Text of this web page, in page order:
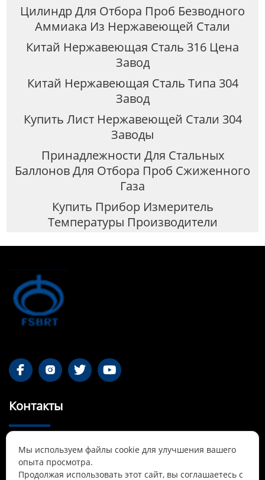
Цилиндр Для Отбора Проб Безводного
Аммиака Из Нержавеющей Стали
Китай Нержавеющая Сталь 316 Цена
Завод
Китай Нержавеющая Сталь Типа 304
Завод
Купить Лист Нержавеющей Стали 304
Заводы
Принадлежности Для Стальных
Баллонов Для Отбора Проб Сжиженного
Газа
Купить Прибор Измеритель
Температуры Производители
   
Контакты

55-1 Qianjin Road, район Синьфу, Фушунь,
Ляонин
Мы используем файлы cookie для улучшения вашего
опыта просмотра.
Продолжая использовать этот сайт, вы соглашаетесь с